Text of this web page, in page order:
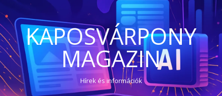
KAPOSVÁRPONY
MAGAZIN
Hírek és információk